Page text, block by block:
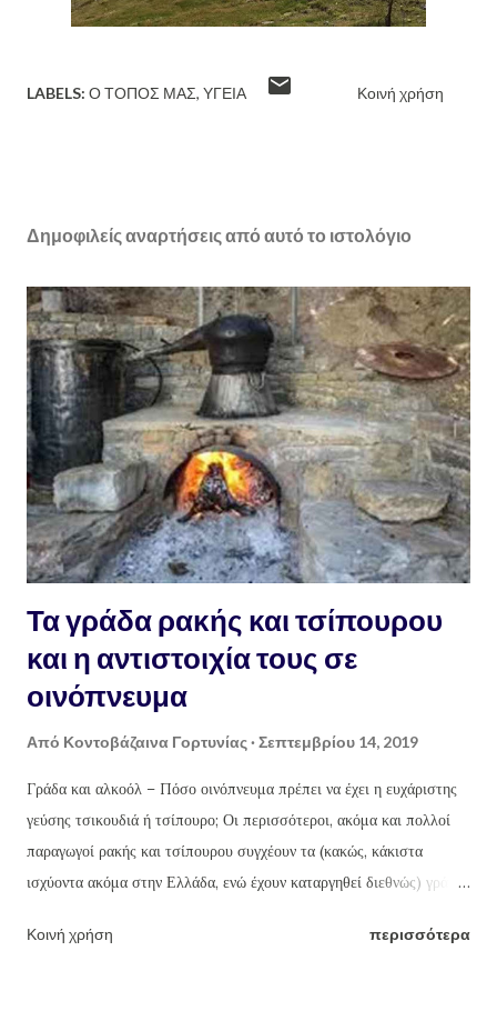
LABELS: Ο ΤΌΠΟΣ ΜΑΣ ΥΓΕΊΑ Κοινή χρήση
Δημοφιλείς αναρτήσεις από αυτό το ιστολόγιο
Τα γράδα ρακής και τσίπουρου
και η αντιστοιχία τους σε
οινόπνευμα
Από Κοντοβάζαινα Γορτυνίας Σεπτεμβρίου 14, 2019
Γράδα και αλκοόλ – Πόσο οινόπνευμα πρέπει να έχει η ευχάριστης
γεύσης τσικουδιά ή τσίπουρο; Οι περισσότεροι, ακόμα και πολλοί
παραγωγοί ρακής και τσίπουρου συγχέουν τα (κακώς, κάκιστα
ισχύοντα ακόμα στην Ελλάδα, ενώ έχουν καταργηθεί διεθνώς) γράδα
αγνοούν ότι βγάζοντας π.χ. ως συνήθως (κακώς) 18 γράδα την ρακή,
Κοινή χρήση περισσότερα